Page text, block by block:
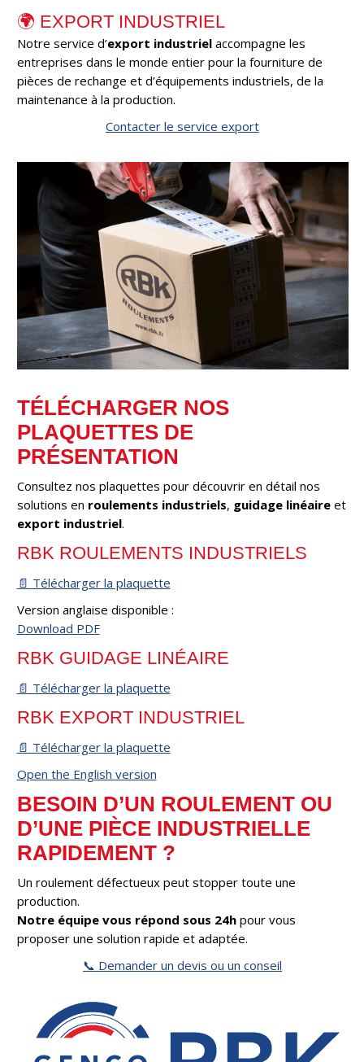
🌍 EXPORT INDUSTRIEL
Notre service d’export industrielaccompagne les
entreprises dans le monde entier pour la fourniture de
pièces de rechange et d’équipements industriels, de la
maintenance à la production.
Contacter le service export
TÉLÉCHARGER NOS
PLAQUETTES DE
PRÉSENTATION
Consultez nos plaquettes pour découvrir en détail nos
solutions en roulements industriels, guidage linéaireet
export industriel.
RBK ROULEMENTS INDUSTRIELS
📄 Télécharger la plaquette
Version anglaise disponible :
Download PDF
RBK GUIDAGE LINÉAIRE
📄 Télécharger la plaquette
RBK EXPORT INDUSTRIEL
📄 Télécharger la plaquette
Open the English version
BESOIN D’UN ROULEMENT OU
D’UNE PIÈCE INDUSTRIELLE
RAPIDEMENT ?
Un roulement défectueux peut stopper toute une
production.
Notre équipe vous répond sous 24hpour vous
proposer une solution rapide et adaptée.
📞 Demander un devis ou un conseil